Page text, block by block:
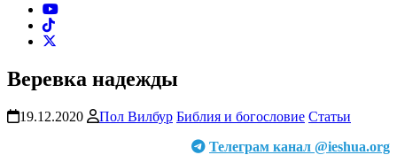
Веревка надежды
19.12.2020 Пол Вилбур Библия и богословие Статьи
Телеграм канал @ieshua.org